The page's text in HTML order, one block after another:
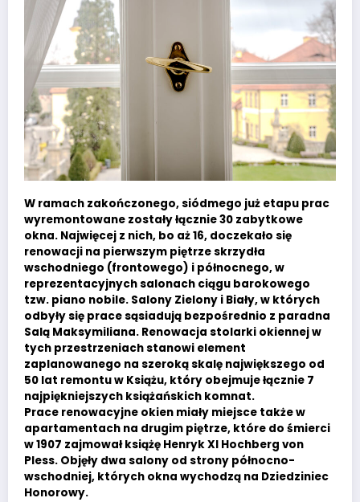
W ramach zakończonego, siódmego już etapu prac
wyremontowane zostały łącznie 30 zabytkowe
okna. Najwięcej z nich, bo aż 16, doczekało się
renowacji na pierwszym piętrze skrzydła
wschodniego (frontowego) i północnego, w
reprezentacyjnych salonach ciągu barokowego
tzw. piano nobile. Salony Zielony i Biały, w których
odbyły się prace sąsiadują bezpośrednio z paradna
Salą Maksymiliana. Renowacja stolarki okiennej w
tych przestrzeniach stanowi element
zaplanowanego na szeroką skalę największego od
50 lat remontu w Książu, który obejmuje łącznie 7
najpiękniejszych książańskich komnat.
Prace renowacyjne okien miały miejsce także w
apartamentach na drugim piętrze, które do śmierci
w 1907 zajmował książę Henryk XI Hochberg von
Pless. Objęły dwa salony od strony północno-
wschodniej, których okna wychodzą na Dziedziniec
Honorowy.